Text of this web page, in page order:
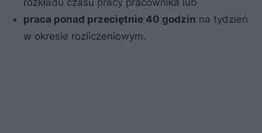
praca ponad przeciętnie 40 godzin na tydzień
w okresie rozliczeniowym.